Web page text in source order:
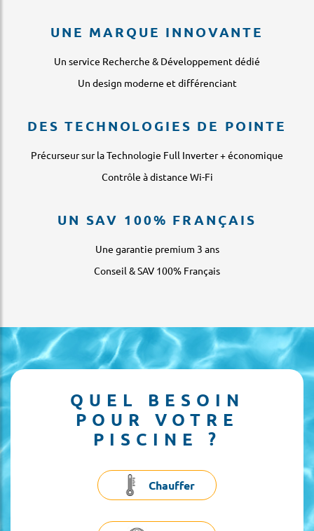
UNE MARQUE INNOVANTE
Un service Recherche & Développement dédié
Un design moderne et différenciant
DES TECHNOLOGIES DE POINTE
Précurseur sur la Technologie Full Inverter + économique
Contrôle à distance Wi-Fi
UN SAV 100% FRANÇAIS
Une garantie premium 3 ans
Conseil & SAV 100% Français
QUEL BESOIN
POUR VOTRE
PISCINE ?
Chauffer